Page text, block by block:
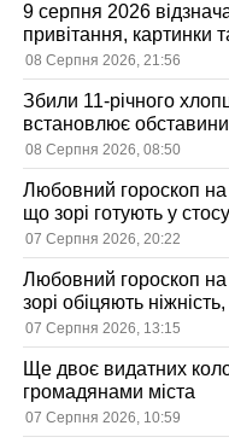
9 серпня 2026
привітання, картинки
08 Серпня 2026, 21:56
Збили 11-річного
встановлює
08 Серпня 2026, 08:50
Любовний гороскоп
що зорі готують у
07 Серпня 2026, 20:22
Любовний гороскоп на
зорі обіцяють
07 Серпня 2026, 13:15
Ще двоє видатних
громадянами міста
07 Серпня 2026, 10:59